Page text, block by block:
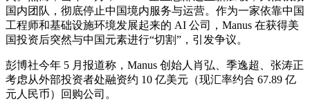
国内团队，彻底停止中国境内服务与运营。作为一家依靠中国
工程师和基础设施环境发展起来的 AI 公司，Manus 在获得美
国投资后突然与中国元素进行“切割”，引发争议。
彭博社今年 5 月报道称，Manus 创始人肖弘、季逸超、张涛正
考虑从外部投资者处融资约 10 亿美元（现汇率约合 67.89 亿
元人民币）回购公司。